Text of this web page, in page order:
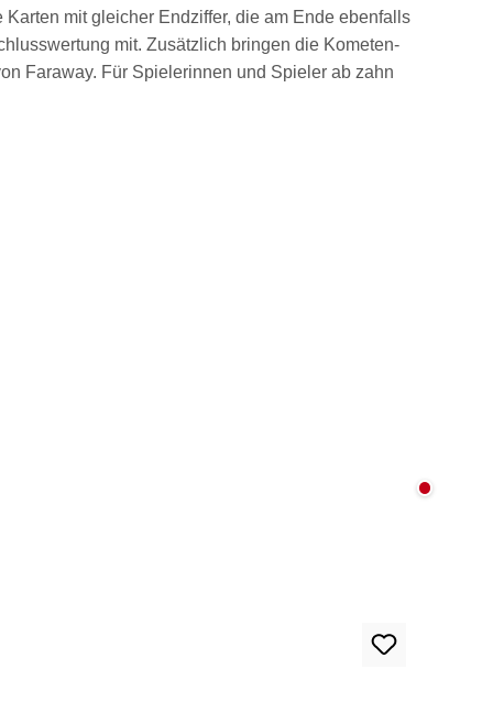
mit gleicher Endziffer, die am Ende ebenfalls
mit. Zusätzlich bringen die Kometen-
Faraway. Für Spielerinnen und Spieler ab zahn
Nicht